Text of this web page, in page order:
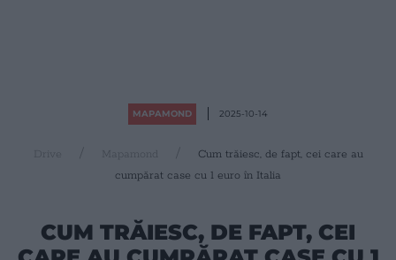
MAPAMOND 2025-10-14
Drive Mapamond
Cum trăiesc, de fapt, cei care au
cumpărat case cu 1 euro în Italia
CUM TRĂIESC, DE FAPT, CEI